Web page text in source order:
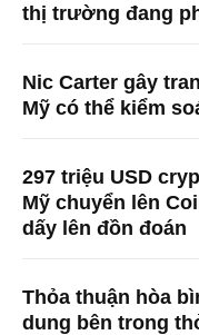
thị trường đang
Nic Carter gây
Mỹ có thể kiểm
297 triệu USD
Mỹ chuyển lên
dấy lên đồn đoán
Thỏa thuận hòa
dung bên trong